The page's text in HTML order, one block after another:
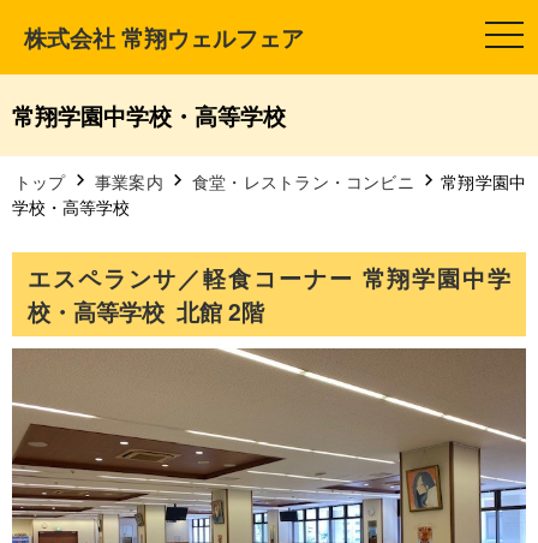
株式会社 常翔ウェルフェア
t
o
a
v
i
i
o
常翔学園中学校・高等学校
トップ 事業案内 食堂・レストラン・コンビニ
常翔学園中
学校・高等学校
エスペランサ／軽食コーナー 常翔学園中学
校・高等学校 北館 2階